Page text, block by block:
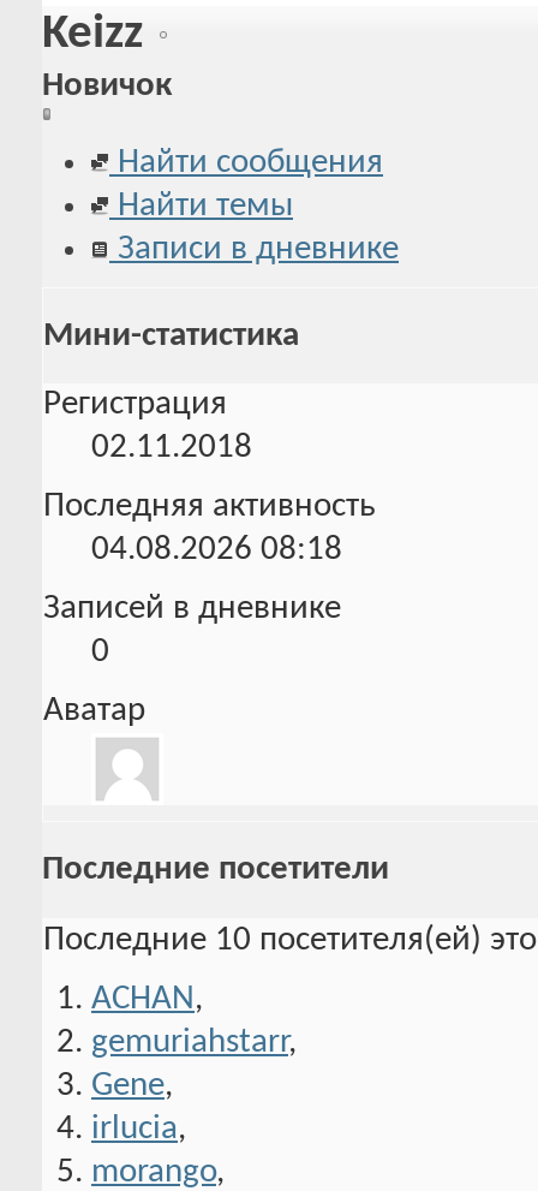
Keizz
Новичок
Найти сообщения
Найти темы
Записи в дневнике
Мини-статистика
Регистрация
02.11.2018
Последняя активность
04.08.2026 08:18
Записей в дневнике
0
Аватар
Последние посетители
Последние 10 посетителя(ей)
ACHAN ,
gemuriahstarr,
Gene,
irlucia,
morango,